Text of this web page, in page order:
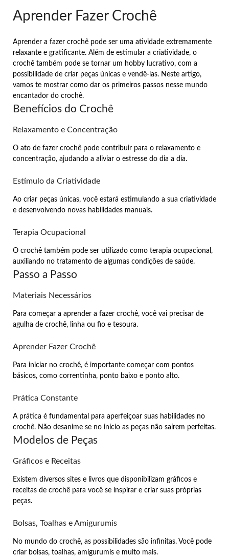
Aprender Fazer Crochê
Aprender a fazer crochê pode ser uma atividade extremamente
relaxante e gratificante. Além de estimular a criatividade, o
crochê também pode se tornar um hobby lucrativo, com a
possibilidade de criar peças únicas e vendê-las. Neste artigo,
vamos te mostrar como dar os primeiros passos nesse mundo
encantador do crochê.
Benefícios do Crochê
Relaxamento e Concentração
O ato de fazer crochê pode contribuir para o relaxamento e
concentração, ajudando a aliviar o estresse do dia a dia.
Estímulo da Criatividade
Ao criar peças únicas, você estará estimulando a sua criatividade
e desenvolvendo novas habilidades manuais.
Terapia Ocupacional
O crochê também pode ser utilizado como terapia ocupacional,
auxiliando no tratamento de algumas condições de saúde.
Passo a Passo
Materiais Necessários
Para começar a aprender a fazer crochê, você vai precisar de
agulha de crochê, linha ou fio e tesoura.
Aprender Fazer Crochê
Para iniciar no crochê, é importante começar com pontos
básicos, como correntinha, ponto baixo e ponto alto.
Prática Constante
A prática é fundamental para aperfeiçoar suas habilidades no
crochê. Não desanime se no início as peças não saírem perfeitas.
Modelos de Peças
Gráficos e Receitas
Existem diversos sites e livros que disponibilizam gráficos e
receitas de crochê para você se inspirar e criar suas próprias
peças.
Bolsas, Toalhas e Amigurumis
No mundo do crochê, as possibilidades são infinitas. Você pode
criar bolsas, toalhas, amigurumis e muito mais.